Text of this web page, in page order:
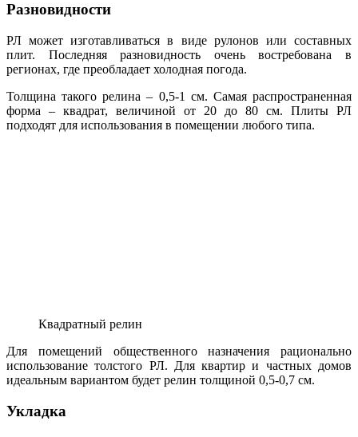
Разновидности
РЛ может изготавливаться в виде рулонов или составных
плит. Последняя разновидность очень востребована в
регионах, где преобладает холодная погода.
Толщина такого релина – 0,5-1 см. Самая распространенная
форма – квадрат, величиной от 20 до 80 см. Плиты РЛ
подходят для использования в помещении любого типа.
Квадратный релин
Для помещений общественного назначения рационально
использование толстого РЛ. Для квартир и частных домов
идеальным вариантом будет релин толщиной 0,5-0,7 см.
Укладка